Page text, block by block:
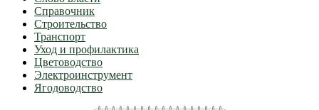
Справочник
Строительство
Транспорт
Уход и профилактика
Цветоводство
Электроинструмент
Ягодоводство